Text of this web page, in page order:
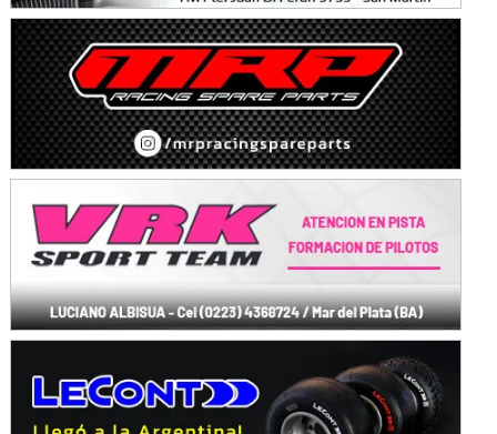
KDO - F6
Ciudad de Trenque Lauquen (Asfalto)
Trenque Lauquen (Buenos Aires)
ENTRERRIANO - F6 (POSTERGADA)
Parque de la Velocidad (Asfalto)
Villaguay (Entre Ríos)
El Cerro (Tierra)
Victoria (Entre Ríos)
Moto Club Reginense (Tierra)
Gral. E. Godoy (Río Negro)
Juventud Unida (Tierra)
Humboldt (Santa Fe)